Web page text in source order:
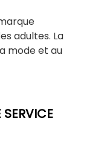
adultes. La
mode et au